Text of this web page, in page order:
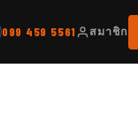
099 459 5561 สมาชิก